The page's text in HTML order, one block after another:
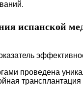
испанской
проведена
трансплантация